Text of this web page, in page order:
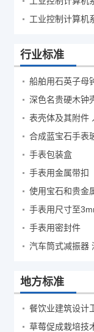
行业标准
船舶用石英子母
深色名贵硬木钟
表壳体及其附件
合成蓝宝石手表
手表包装盒
手表用金属带扣
使用宝石和贵金
手表用尺寸至
手表用密封件
汽车筒式减振器
地方标准
餐饮业建筑设计
草莓促成栽培技